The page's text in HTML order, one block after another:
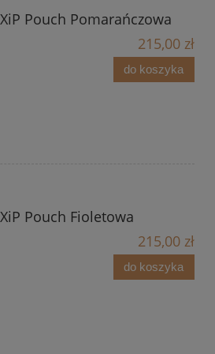
Pouch Pomarańczowa
215,00 zł
do koszyka
Pouch Fioletowa
215,00 zł
do koszyka